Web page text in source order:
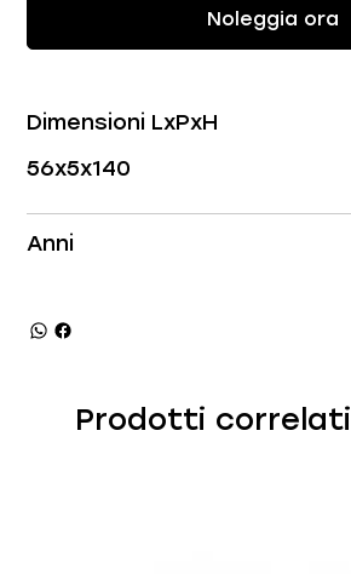
Noleggia ora
Dimensioni LxPxH
56x5x140
Anni
Prodotti correlati